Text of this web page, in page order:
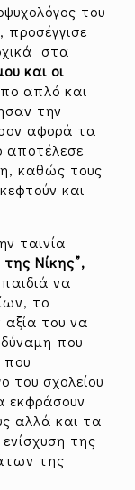
του
στα
και οι
απλό και
την
αφορά τα
αποτέλεσε
καθώς τους
και
ταινία
Νίκης”,
να
το
του να
που
που
του σχολείου
εκφράσουν
αλλά και τα
της
της